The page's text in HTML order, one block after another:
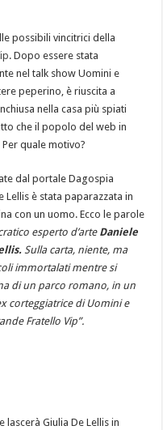
possibili vincitrici della
. Dopo essere stata
nel talk show Uomini e
peperino, è riuscita a
nella casa più spiati
che il popolo del web in
quale motivo?
dal portale Dagospia
Lellis è stata paparazzata in
con un uomo. Ecco le parole
esperto d’arte Daniele
Sulla carta, niente, ma
immortalati mentre si
di un parco romano, in un
corteggiatrice di Uomini e
Fratello Vip”.
lascerà Giulia De Lellis in